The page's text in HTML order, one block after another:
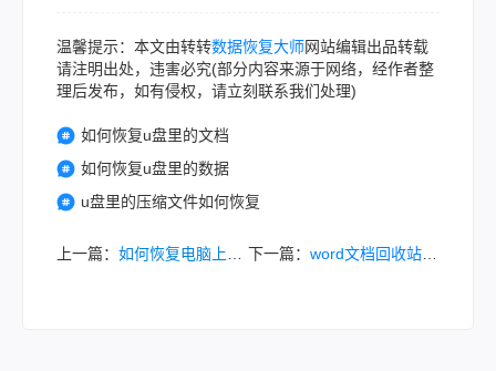
温馨提示：本文由转转数据恢复大师网站编辑出品转载
请注明出处，违害必究(部分内容来源于网络，经作者整
理后发布，如有侵权，请立刻联系我们处理)
如何恢复u盘里的文档
如何恢复u盘里的数据
u盘里的压缩文件如何恢复
上一篇： 如何恢复电脑上被删除的文档？试试这些方法！ 下一篇： word文档回收站删除后如何恢复文件？多方法供您选择！